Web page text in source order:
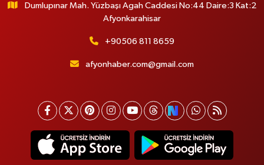
Dumlupınar Mah. Yüzbaşı Agah Caddesi No:44 Daire:3 Kat:2
Afyonkarahisar
+90506 811 8659
afyonhaber.com@gmail.com